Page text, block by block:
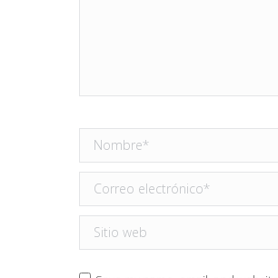
Nombre *
Correo electrónico *
Sitio web
Save my name, email, and